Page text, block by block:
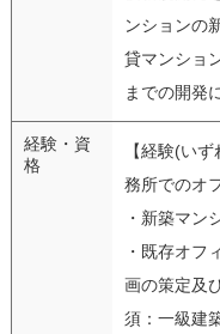
ンションの
貸マンショ
までの開発
経験・資
格
【経験(い
務所でのオ
・新築マン
・既存オフ
画の策定及
須：一級建